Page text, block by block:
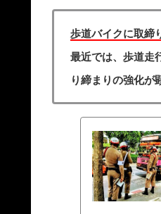
歩道バイクに取締
最近では、歩道走
り締まりの強化が